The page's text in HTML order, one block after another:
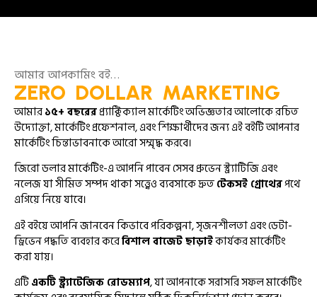
আমার আপকামিং বই…
ZERO DOLLAR MARKETING
আমার১৫+ বছরেরপ্র্যাক্টিক্যাল মার্কেটিং অভিজ্ঞতার আলোকে রচিত
উদ্যোক্তা, মার্কেটিং প্রফেশনাল, এবং শিক্ষার্থীদের জন্য এই বইটি আপনার
মার্কেটিং চিন্তাভাবনাকে আরো সম্মৃদ্ধ করবে।
জিরো ডলার মার্কেটিং-এ আপনি পাবেন সেসব প্রুভেন স্ট্র্যাটিজি এবং
নলেজ যা সীমিত সম্পদ থাকা সত্ত্বেও ব্যবসাকে দ্রুতটেকসই গ্রোথেরপথে
এগিয়ে নিয়ে যাবে।
এই বইয়ে আপনি জানবেন কিভাবে পরিকল্পনা, সৃজনশীলতা এবং ডেটা-
ড্রিভেন পদ্ধতি ব্যবহার করেবিশাল বাজেট ছাড়াইকার্যকর মার্কেটিং
করা যায়।
এটিএকটি স্ট্র্যাটেজিক রোডম্যাপ, যা আপনাকে সরাসরি সফল মার্কেটিং